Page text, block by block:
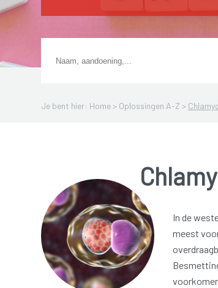
Je bent hier: Home > Oplossingen A-Z >
In de
meest